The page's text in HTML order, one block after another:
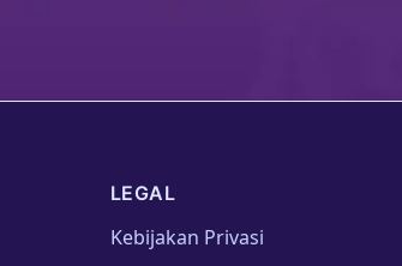
LEGAL
Kebijakan Privasi